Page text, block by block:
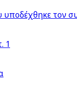
τον
1